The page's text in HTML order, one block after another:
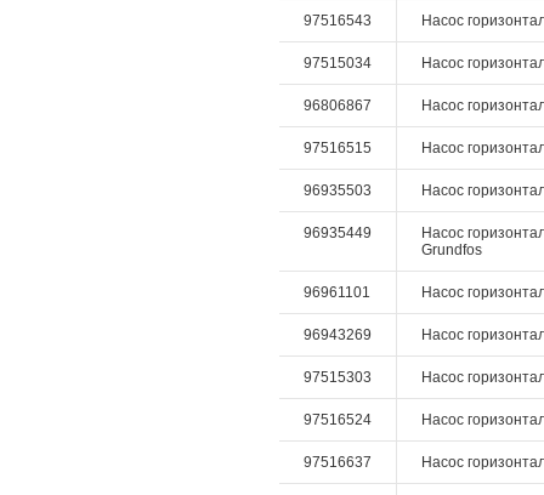
97516543 Насос
97515034 Насос
96806867 Насос
97516515 Насос
96935503 Насос
96935449
Насос
Grundfos
96961101 Насос
96943269 Насос
97515303 Насос
97516524 Насос
97516637 Насос